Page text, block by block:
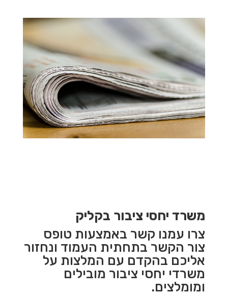
משרד יחסי ציבור בקליק
צרו עמנו קשר באמצעות טופס
צור הקשר בתחתית העמוד ונחזור
אליכם בהקדם עם המלצות על
משרדי יחסי ציבור מובילים
ומומלצים.